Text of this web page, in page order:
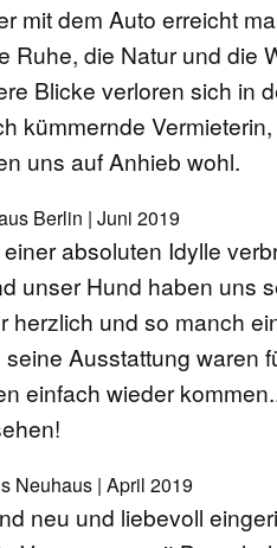
mit dem Auto erreicht
die Natur und die
Blicke verloren sich in
kümmernde
uns auf Anhieb wohl.
Berlin | Juni 2019
absoluten Idylle
unser Hund haben uns
und so manch
Ausstattung waren
einfach wieder
Neuhaus | April 2019
neu und liebevoll